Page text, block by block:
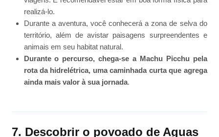
realizá-lo.
Durante a aventura, você conhecerá a zona de selva do
território, além de avistar paisagens surpreendentes e
animais em seu habitat natural.
Durante o percurso, chega-se a Machu Picchu pela
rota da hidrelétrica, uma caminhada curta que agrega
ainda mais valor à sua jornada.
7. Descobrir o povoado de Aguas